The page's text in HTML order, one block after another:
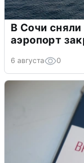
В Сочи
аэропорт
6 августа 0